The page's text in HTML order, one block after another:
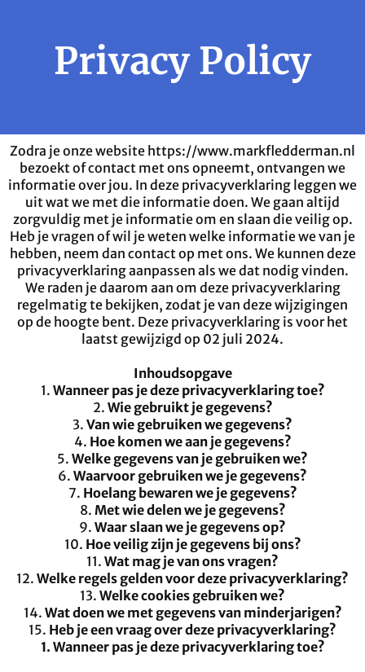
Privacy Policy
Zodra je onze website https://www.markfledderman.nl
bezoekt of contact met ons opneemt, ontvangen we
informatie over jou. In deze privacyverklaring leggen we
uit wat we met die informatie doen. We gaan altijd
zorgvuldig met je informatie om en slaan die veilig op.
Heb je vragen of wil je weten welke informatie we van je
hebben, neem dan contact op met ons. We kunnen deze
privacyverklaring aanpassen als we dat nodig vinden.
We raden je daarom aan om deze privacyverklaring
regelmatig te bekijken, zodat je van deze wijzigingen
op de hoogte bent. Deze privacyverklaring is voor het
laatst gewijzigd op 02 juli 2024.
Inhoudsopgave
1. Wanneer pas je deze privacyverklaring toe?
2. Wie gebruikt je gegevens?
3. Van wie gebruiken we gegevens?
4. Hoe komen we aan je gegevens?
5. Welke gegevens van je gebruiken we?
6. Waarvoor gebruiken we je gegevens?
7. Hoelang bewaren we je gegevens?
8. Met wie delen we je gegevens?
9. Waar slaan we je gegevens op?
10. Hoe veilig zijn je gegevens bij ons?
11. Wat mag je van ons vragen?
12. Welke regels gelden voor deze privacyverklaring?
13. Welke cookies gebruiken we?
14. Wat doen we met gegevens van minderjarigen?
15. Heb je een vraag over deze privacyverklaring?
1. Wanneer pas je deze privacyverklaring toe?